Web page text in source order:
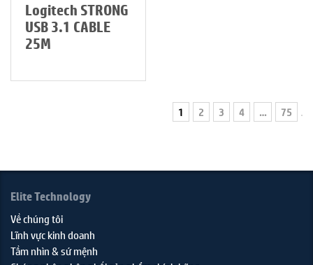
Logitech STRONG
USB 3.1 CABLE
25M
1 2 3 4 … 75
Elite Technology
Về chúng tôi
Lĩnh vực kinh doanh
Tầm nhìn & sứ mệnh